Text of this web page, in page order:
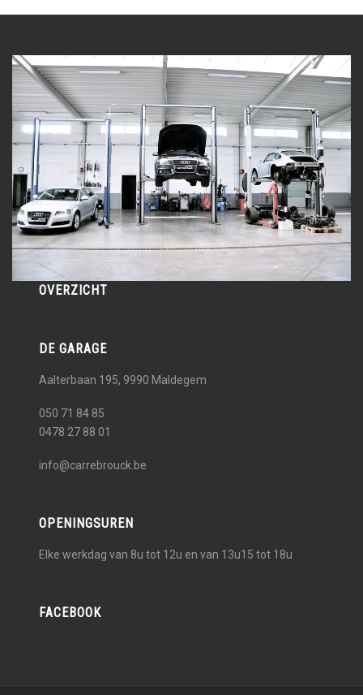
OVERZICHT
DE GARAGE
Aalterbaan 195, 9990 Maldegem
050 71 84 85
0478 27 88 01
info@carrebrouck.be
OPENINGSUREN
Elke werkdag van 8u tot 12u en van 13u15 tot 18u
FACEBOOK